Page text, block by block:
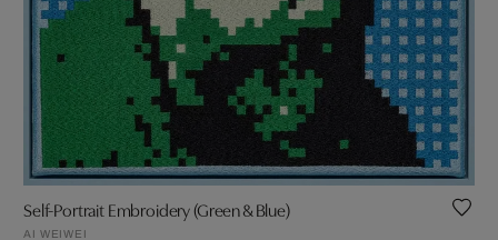
Self-Portrait Embroidery (Green & Blue)
AI WEIWEI